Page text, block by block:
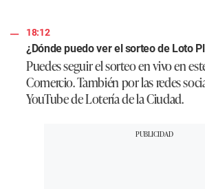
18:12
¿Dónde puedo ver el sorteo de Loto
Puedes seguir el sorteo en vivo en
Comercio. También por las redes
YouTube de Lotería de la Ciudad.